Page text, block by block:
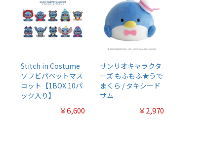
Stitch in Costume
ソフビパペットマス
コット【1BOX 10パ
ック入り】
￥6,600
サンリオキャラクタ
ーズ もふもふ★うで
まくら / タキシード
サム
￥2,970